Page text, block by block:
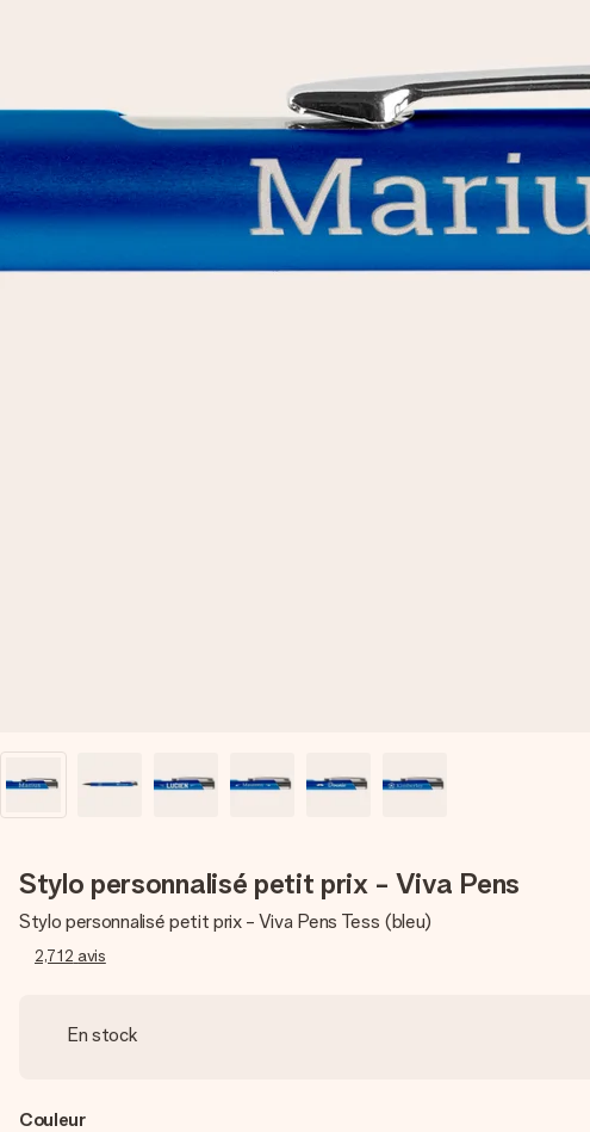
Stylo personnalisé petit prix - Viva Pens
Stylo personnalisé petit prix - Viva Pens Tess (bleu)
2,712 avis
En stock
Couleur